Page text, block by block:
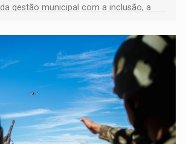
gestão municipal com a inclusão, a